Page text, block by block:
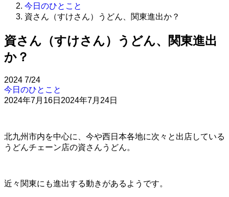
今日のひとこと
資さん（すけさん）うどん、関東進出か？
資さん（すけさん）うどん、関東進出
か？
2024 7/24
今日のひとこと
2024年7月16日 2024年7月24日
北九州市内を中心に、今や西日本各地に次々と出店している
うどんチェーン店の資さんうどん。
近々関東にも進出する動きがあるようです。